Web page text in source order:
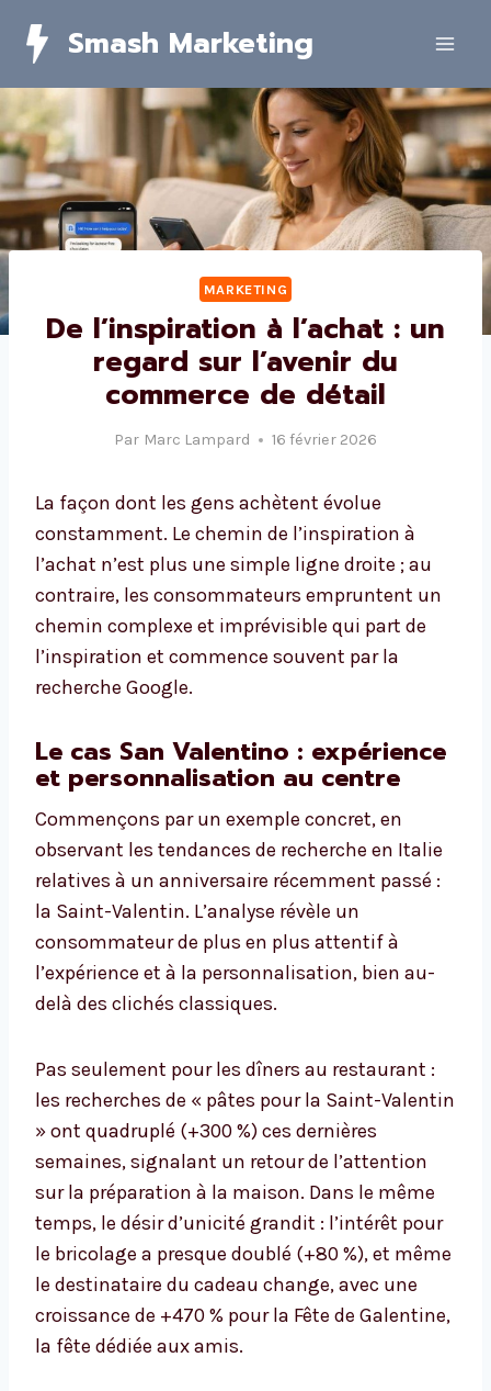
Smash Marketing
MARKETING
De l’inspiration à l’achat : un
regard sur l’avenir du
commerce de détail
Par Marc Lampard 16 février 2026
La façon dont les gens achètent évolue
constamment. Le chemin de l’inspiration à
l’achat n’est plus une simple ligne droite ; au
contraire, les consommateurs empruntent un
chemin complexe et imprévisible qui part de
l’inspiration et commence souvent par la
recherche Google.
Le cas San Valentino : expérience
et personnalisation au centre
Commençons par un exemple concret, en
observant les tendances de recherche en Italie
relatives à un anniversaire récemment passé :
la Saint-Valentin. L’analyse révèle un
consommateur de plus en plus attentif à
l’expérience et à la personnalisation, bien au-
delà des clichés classiques.
Pas seulement pour les dîners au restaurant :
les recherches de « pâtes pour la Saint-Valentin
» ont quadruplé (+300 %) ces dernières
semaines, signalant un retour de l’attention
sur la préparation à la maison. Dans le même
temps, le désir d’unicité grandit : l’intérêt pour
le bricolage a presque doublé (+80 %), et même
le destinataire du cadeau change, avec une
croissance de +470 % pour la Fête de Galentine,
la fête dédiée aux amis.